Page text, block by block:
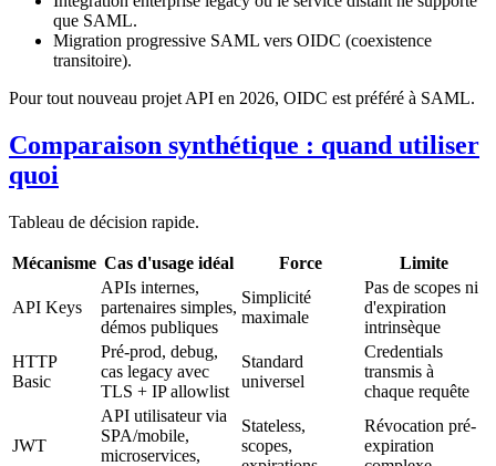
que SAML.
Migration progressive SAML vers OIDC (coexistence
transitoire).
Pour tout nouveau projet API en 2026, OIDC est préféré à SAML.
Comparaison synthétique : quand utiliser
quoi
Tableau de décision rapide.
Mécanisme Cas d'usage idéal Force Limite
API Keys
APIs internes,
partenaires simples,
démos publiques
Simplicité
maximale
Pas de scopes ni
d'expiration
intrinsèque
HTTP
Basic
Pré-prod, debug,
cas legacy avec
TLS + IP allowlist
Standard
universel
Credentials
transmis à
chaque requête
JWT
API utilisateur via
SPA/mobile,
microservices,
Stateless,
scopes,
Révocation pré-
expiration